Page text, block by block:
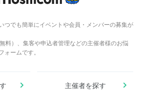
つでも簡単にイベントや会員・メンバーの募集が
料）、集客や申込者管理などの主催者様のお悩
ォームです。
主催者を探す